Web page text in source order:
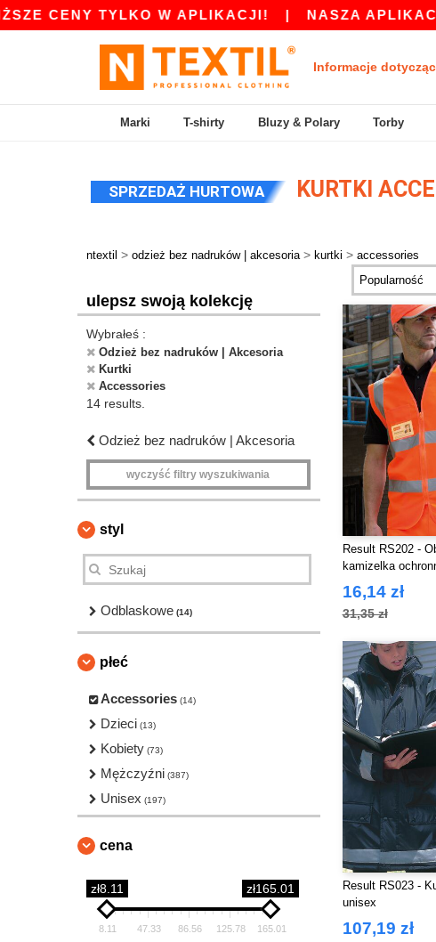
TYLKO W APLIKACJI!|NASZA APLIKACJA
Informacje
Marki T-shirty Bluzy & Polary Torby
SPRZEDAŻ HURTOWA KURTKI
ntextil > odzież bez nadruków | akcesoria > kurtki > accessories
ulepsz swoją kolekcję
Wybrałeś :
Odzież bez nadruków | Akcesoria
Kurtki
Accessories
14 results.
Odzież bez nadruków | Akcesoria
wyczyść filtry wyszukiwania
styl
Odblaskowe (14)
płeć
Accessories (14)
Dzieci (13)
Kobiety (73)
Mężczyźni (387)
Unisex (197)
cena
zł8.11 zł165.01
8.11 47.33 86.56 125.78 165.01
Result RS202 -
kamizelka
16,14 zł
31,35 zł
Result RS023 -
unisex
107,19 zł